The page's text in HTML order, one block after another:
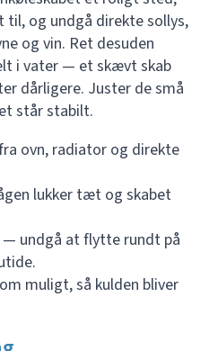
til, og undgå direkte sollys,
og vin. Ret desuden
i vater — et skævt skab
dårligere. Juster de små
står stabilt.
ovn, radiator og direkte
lukker tæt og skabet
— undgå at flytte rundt på
muligt, så kulden bliver